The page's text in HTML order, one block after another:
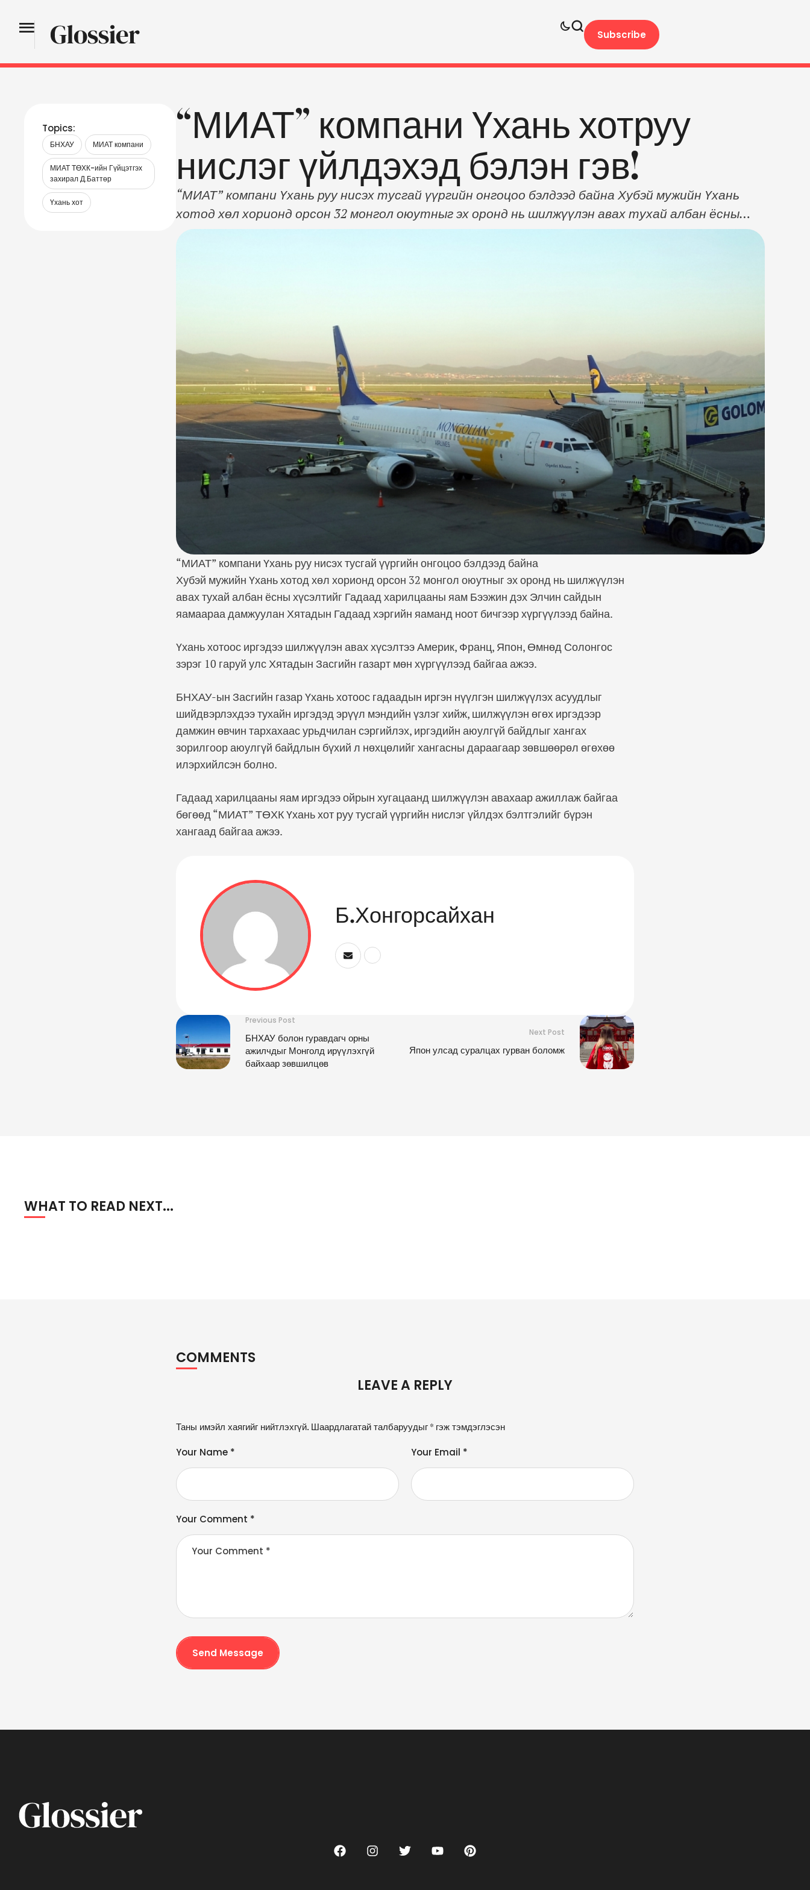
Subscribe
Topics:
БНХАУ МИАТ компани
МИАТ ТӨХК-ийн Гүйцэтгэх
захирал Д.Баттөр
Үхань хот
“МИАТ” компани Үхань хотруу
нислэг үйлдэхэд бэлэн гэв!
“МИАТ” компани Үхань руу нисэх тусгай үүргийн онгоцоо бэлдээд байна Хубэй мужийн Үхань
хотод хөл хорионд орсон 32 монгол оюутныг эх оронд нь шилжүүлэн авах тухай албан ёсны
хүсэлтийг Гадаад харилцааны яам Бээжин дэх Элчин сайдын яамаараа дамжуулан Хятадын
“МИАТ” компани Үхань руу нисэх тусгай үүргийн онгоцоо бэлдээд байна
Хубэй мужийн Үхань хотод хөл хорионд орсон 32 монгол оюутныг эх оронд нь шилжүүлэн
авах тухай албан ёсны хүсэлтийг Гадаад харилцааны яам Бээжин дэх Элчин сайдын
яамаараа дамжуулан Хятадын Гадаад хэргийн яаманд ноот бичгээр хүргүүлээд байна.
Үхань хотоос иргэдээ шилжүүлэн авах хүсэлтээ Америк, Франц, Япон, Өмнөд Солонгос
зэрэг 10 гаруй улс Хятадын Засгийн газарт мөн хүргүүлээд байгаа ажээ.
БНХАУ-ын Засгийн газар Үхань хотоос гадаадын иргэн нүүлгэн шилжүүлэх асуудлыг
шийдвэрлэхдээ тухайн иргэдэд эрүүл мэндийн үзлэг хийж, шилжүүлэн өгөх иргэдээр
дамжин өвчин тархахаас урьдчилан сэргийлэх, иргэдийн аюулгүй байдлыг хангах
зорилгоор аюулгүй байдлын бүхий л нөхцөлийг хангасны дараагаар зөвшөөрөл өгөхөө
илэрхийлсэн болно.
Гадаад харилцааны яам иргэдээ ойрын хугацаанд шилжүүлэн авахаар ажиллаж байгаа
бөгөөд “МИАТ” ТӨХК Үхань хот руу тусгай үүргийн нислэг үйлдэх бэлтгэлийг бүрэн
хангаад байгаа ажээ.
Б.Хонгорсайхан
Previous Post
БНХАУ болон гуравдагч орны
ажилчдыг Монголд ирүүлэхгүй
байхаар зөвшилцөв
Next Post
Япон улсад суралцах гурван боломж
WHAT TO READ NEXT...
COMMENTS
LEAVE A REPLY
Таны имэйл хаягийг нийтлэхгүй. Шаардлагатай талбаруудыг * гэж тэмдэглэсэн
Your Comment *
Your Name * Your Email *
Send Message
A
e
n
a
ti
v
e